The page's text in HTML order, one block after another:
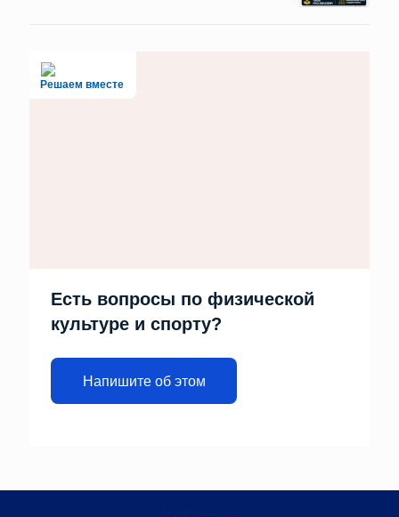
Решаем вместе
Есть вопросы по физической
культуре и спорту?
Напишите об этом